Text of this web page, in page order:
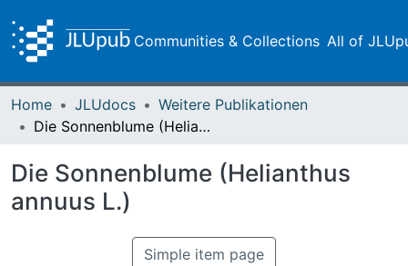
Communities & Collections All of
Home JLUdocs
Weitere Publikationen
Die Sonnenblume (Helianthus annuus L.)
Die Sonnenblume (Helianthus
annuus L.)
Simple item page